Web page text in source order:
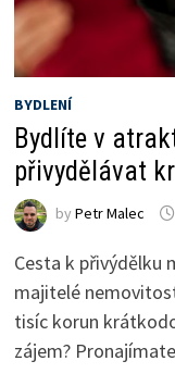
BYDLENÍ
Bydlíte v
přivydělávat
by Petr Malec
Cesta k přivýdělku
majitelé
tisíc korun
zájem?